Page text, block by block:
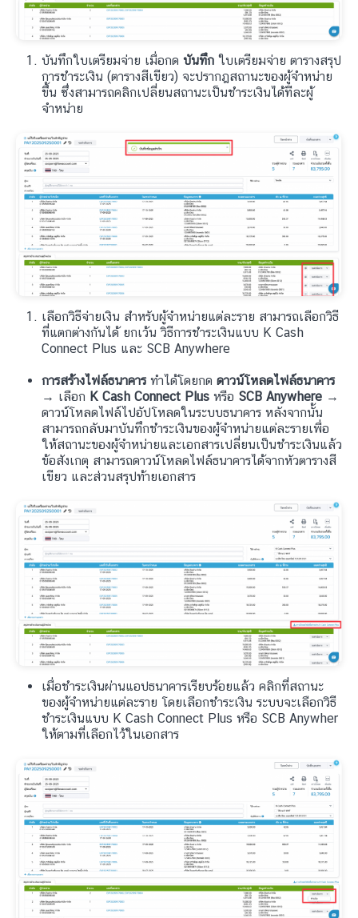
บันทึกใบเตรียมจ่าย เมื่อกด บันทึก ใบเตรียมจ่าย ตารางสรุป
การชำระเงิน (ตารางสีเขียว) จะปรากฎสถานะของผู้จำหน่าย
ขึ้น ซึ่งสามารถคลิกเปลี่ยนสถานะเป็นชำระเงินได้ทีละผู้
จำหน่าย
เลือกวิธีจ่ายเงิน สำหรับผู้จำหน่ายแต่ละราย สามารถเลือกวิธี
ที่แตกต่างกันได้ ยกเว้น วิธีการชำระเงินแบบ K Cash
Connect Plus และ SCB Anywhere
การสร้างไฟล์ธนาคารทำได้โดยกด ดาวน์โหลดไฟล์ธนาคาร
→ เลือก K Cash Connect Plus หรือ SCB Anywhere →
ดาวน์โหลดไฟล์ไปอัปโหลดในระบบธนาคาร หลังจากนั้น
สามารถกลับมาบันทึกชำระเงินของผู้จำหน่ายแต่ละรายเพื่อ
ให้สถานะของผู้จำหน่ายและเอกสารเปลี่ยนเป็นชำระเงินแล้ว
ข้อสังเกตุ สามารถดาวน์โหลดไฟล์ธนาคารได้จากหัวตารางสี
เขียว และส่วนสรุปท้ายเอกสาร
เมื่อชำระเงินผ่านแอปธนาคารเรียบร้อยแล้ว คลิกที่สถานะ
ของผู้จำหน่ายแต่ละราย โดยเลือกชำระเงิน ระบบจะเลือกวิธี
ชำระเงินแบบ K Cash Connect Plus หรือ SCB Anywher
ให้ตามที่เลือกไว้ในเอกสาร